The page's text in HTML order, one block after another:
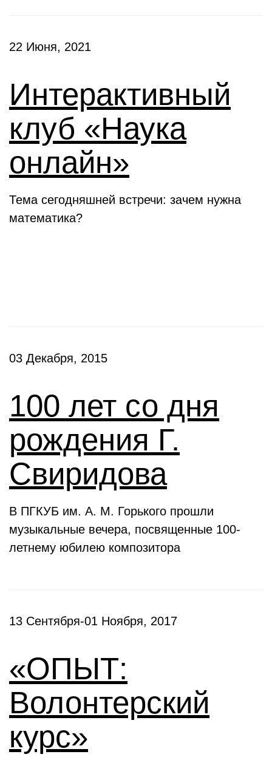
22 Июня, 2021
Интерактивный
клуб «Наука
онлайн»
Тема сегодняшней встречи: зачем нужна
математика?
03 Декабря, 2015
100 лет со дня
рождения Г.
Свиридова
В ПГКУБ им. А. М. Горького прошли
музыкальные вечера, посвященные 100-
летнему юбилею композитора
13 Сентября-01 Ноября, 2017
«ОПЫТ:
Волонтерский
курс»